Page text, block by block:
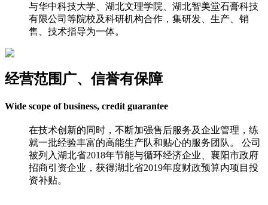
与华中科技大学、湖北文理学院、湖北智美堂石膏科技
有限公司等院校及科研机构合作，集研发、生产、销
售、技术指导为一体。
经营范围广、信誉有保障
Wide scope of business, credit guarantee
在技术创新的同时，不断加强售后服务及企业管理，练
就一批经验丰富的高能生产队和贴心的服务团队。 公司
被列入湖北省2018年节能与循环经济企业、襄阳市政府
招商引资企业，获得湖北省2019年度财政预算内项目投
资补贴。